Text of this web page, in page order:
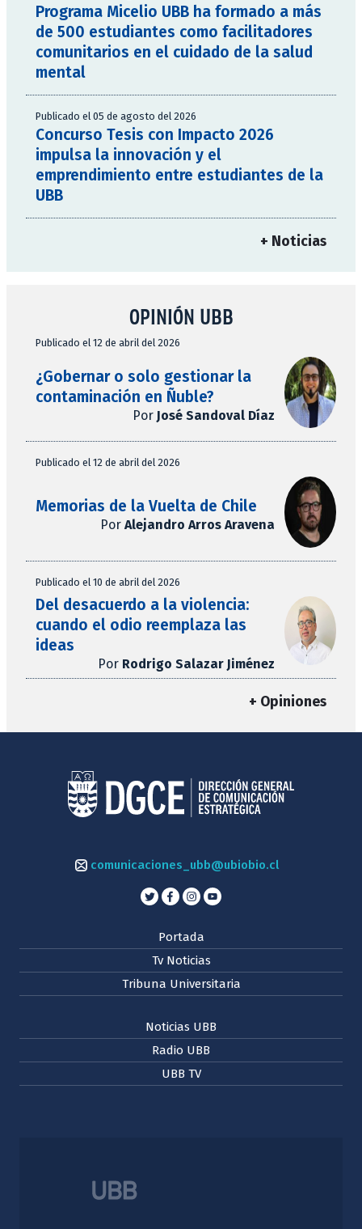
Programa Micelio UBB ha formado a más
de 500 estudiantes como facilitadores
comunitarios en el cuidado de la salud
mental
Publicado el 05 de agosto del 2026
Concurso Tesis con Impacto 2026
impulsa la innovación y el
emprendimiento entre estudiantes de la
UBB
+ Noticias
OPINIÓN UBB
Publicado el 12 de abril del 2026
¿Gobernar o solo gestionar la
contaminación en Ñuble?
Por José Sandoval Díaz
Publicado el 12 de abril del 2026
Memorias de la Vuelta de Chile
Por Alejandro Arros Aravena
Publicado el 10 de abril del 2026
Del desacuerdo a la violencia:
cuando el odio reemplaza las
ideas
Por Rodrigo Salazar Jiménez
+ Opiniones
comunicaciones_ubb@ubiobio.cl
Portada
Tv Noticias
Tribuna Universitaria
Noticias UBB
Radio UBB
UBB TV